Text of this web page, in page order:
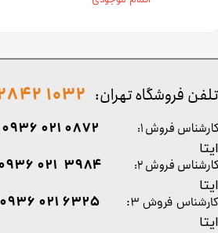
کارشناس فروش ۳: ۶۳۲۵ ۰۲۱ ۰۹۳۶
ایتا
تلفن فروشگاه تهران: 1032 2842 - 021
کارشناس فروش ۱: 0872 021 0936
ایتا
کارشناس فروش ۲:
۳۹۸۴ ۰۲۱ ۰۹۳۶
ایتا